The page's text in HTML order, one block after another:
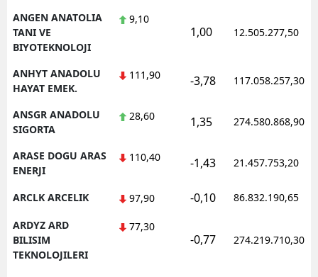
ANGEN ANATOLIA
TANI VE
BIYOTEKNOLOJI
9,10
1,00 12.505.277,50
ANHYT ANADOLU
HAYAT EMEK.
111,90 -3,78 117.058.257,30
ANSGR ANADOLU
SIGORTA
28,60 1,35 274.580.868,90
ARASE DOGU ARAS
ENERJI
110,40 -1,43 21.457.753,20
ARCLK ARCELIK 97,90 -0,10 86.832.190,65
ARDYZ ARD
BILISIM
TEKNOLOJILERI
77,30
-0,77 274.219.710,30